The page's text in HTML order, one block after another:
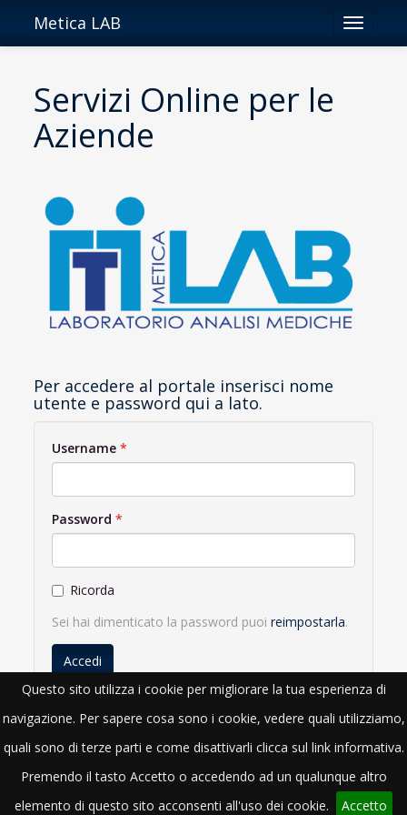
Questo sito utilizza i cookie per migliorare la tua esperienza di
navigazione. Per sapere cosa sono i cookie, vedere quali utilizziamo,
quali sono di terze parti e come disattivarli clicca sul link informativa.
Premendo il tasto Accetto o accedendo ad un qualunque altro
elemento di questo sito acconsenti all'uso dei cookie.
Accetto
Toggle
Metica LAB
Servizi Online per le
Aziende
Per accedere al portale inserisci nome
utente e password qui a lato.
Username
Password
Ricorda
Sei hai dimenticato la password puoireimpostarla.
Accedi
METICA S.R.L.